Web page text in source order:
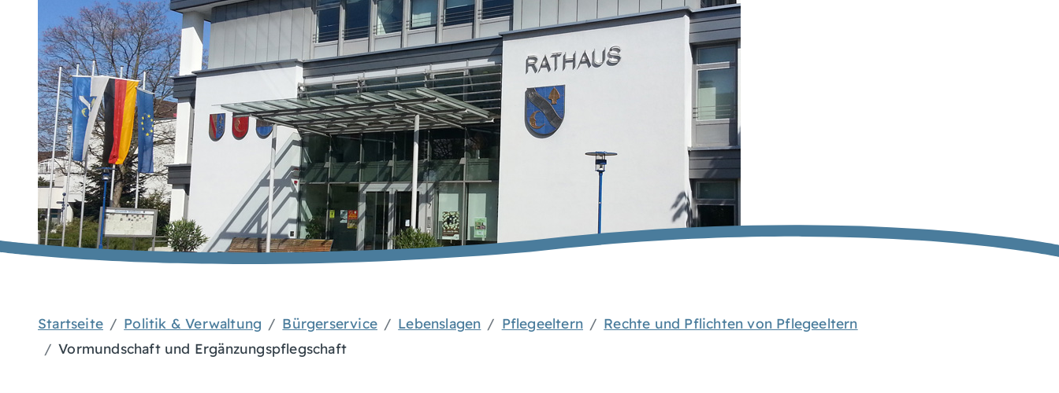
Startseite Politik & Verwaltung Bürgerservice Lebenslagen Pflegeeltern
Rechte und Pflichten von Pflegeeltern
Vormundschaft und Ergänzungspflegschaft